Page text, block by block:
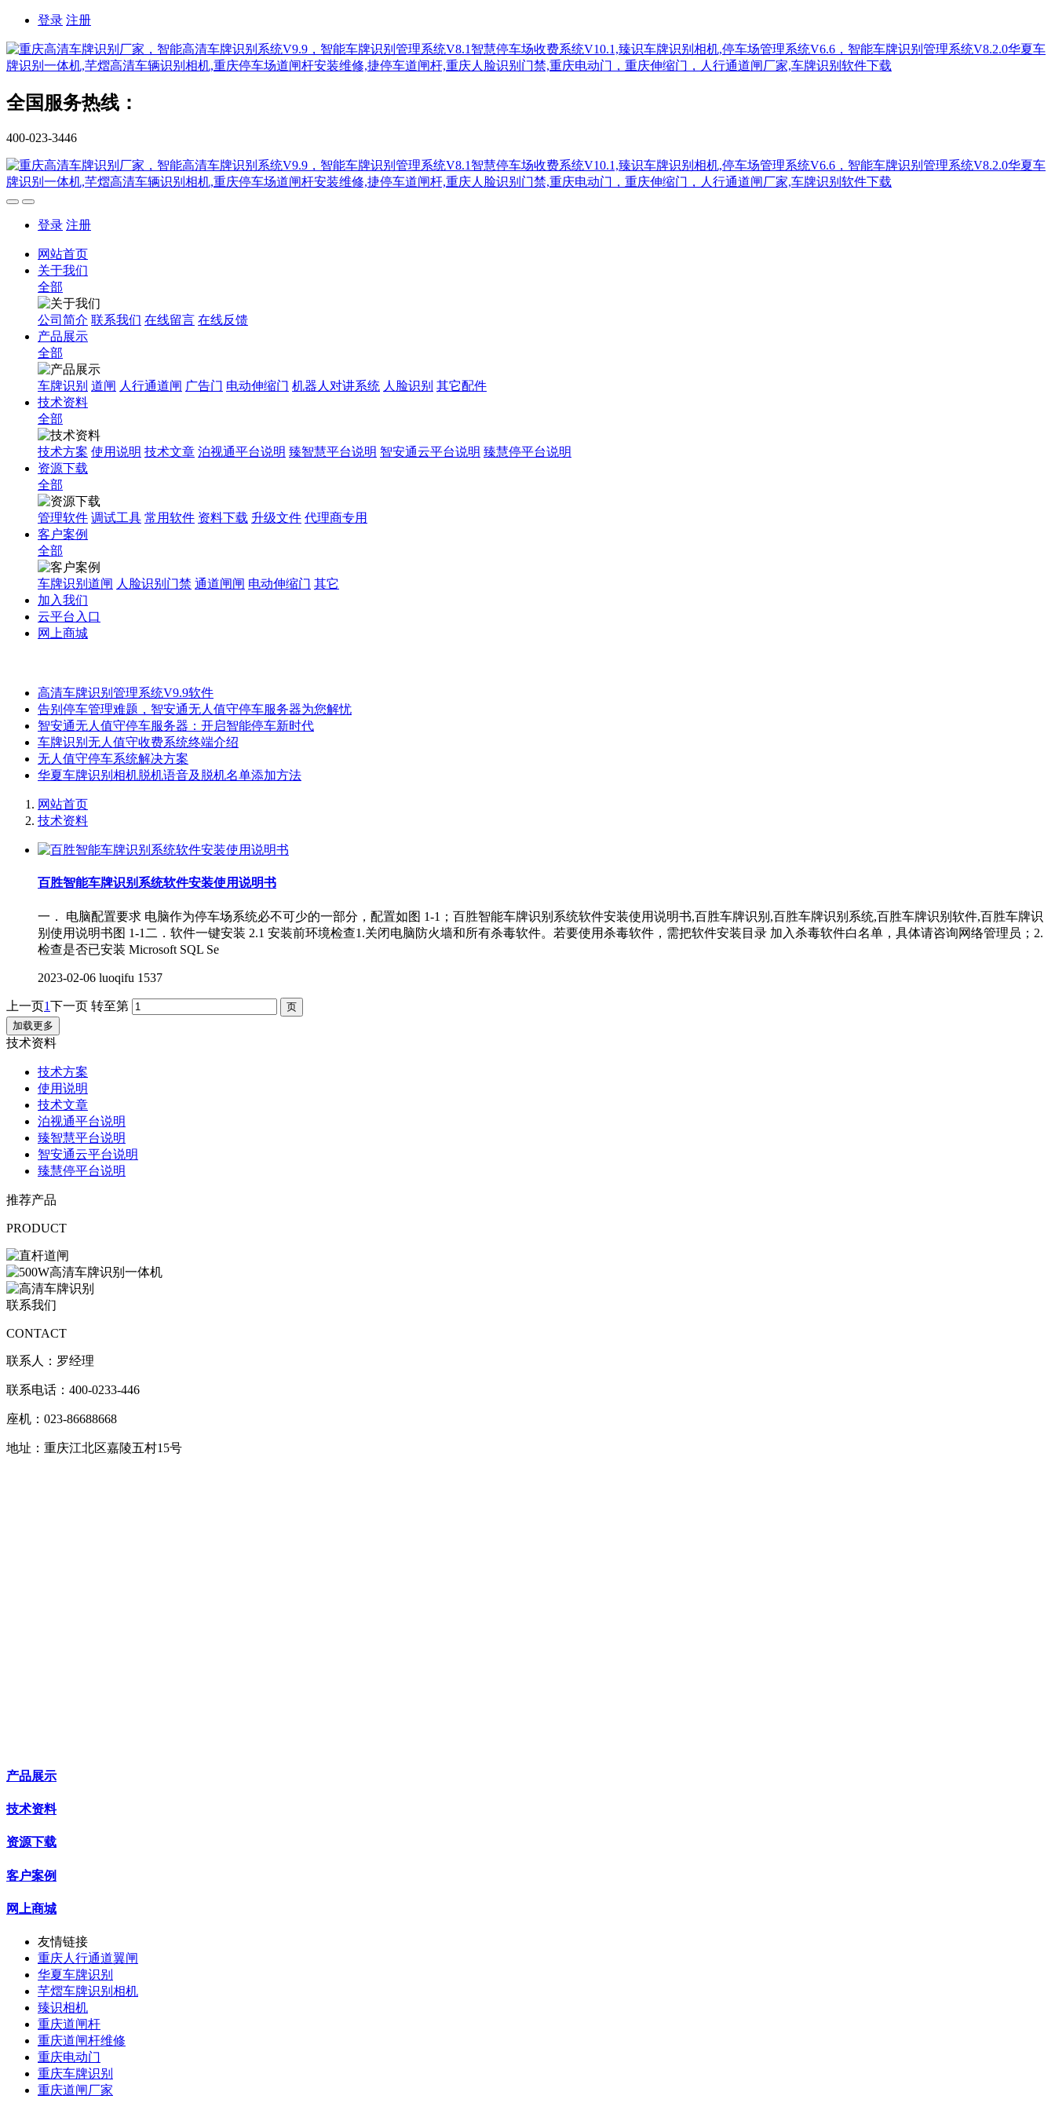
登录 注册
全国服务热线：
400-023-3446
登录 注册
网站首页
关于我们
全部
公司简介 联系我们 在线留言 在线反馈
产品展示
全部
车牌识别 道闸 人行通道闸 广告门 电动伸缩门 机器人对讲系统 人脸识别 其它配件
技术资料
全部
技术方案 使用说明 技术文章 泊视通平台说明 臻智慧平台说明 智安通云平台说明 臻慧停平台说明
资源下载
全部
管理软件 调试工具 常用软件 资料下载 升级文件 代理商专用
客户案例
全部
车牌识别道闸 人脸识别门禁 通道闸闸 电动伸缩门 其它
加入我们
云平台入口
网上商城
高清车牌识别管理系统V9.9软件
告别停车管理难题，智安通无人值守停车服务器为您解忧
智安通无人值守停车服务器：开启智能停车新时代
车牌识别无人值守收费系统终端介绍
无人值守停车系统解决方案
华夏车牌识别相机脱机语音及脱机名单添加方法
网站首页
技术资料
百胜智能车牌识别系统软件安装使用说明书
一． 电脑配置要求 电脑作为停车场系统必不可少的一部分，配置如图 1-1；百胜智能车牌识别系统软件安装使用说明书,百胜车牌识别,百胜车牌识别系统,百胜车牌识别软件,百胜车牌识
别使用说明书图 1-1二．软件一键安装 2.1 安装前环境检查1.关闭电脑防火墙和所有杀毒软件。若要使用杀毒软件，需把软件安装目录 加入杀毒软件白名单，具体请咨询网络管理员；2.
检查是否已安装 Microsoft SQL Se
2023-02-06 luoqifu 1537
上一页1下一页 转至第
加载更多
技术资料
技术方案
使用说明
技术文章
泊视通平台说明
臻智慧平台说明
智安通云平台说明
臻慧停平台说明
推荐产品
PRODUCT
联系我们
CONTACT
联系人：罗经理
联系电话：400-0233-446
座机：023-86688668
地址：重庆江北区嘉陵五村15号
产品展示
技术资料
资源下载
客户案例
网上商城
友情链接
重庆人行通道翼闸
华夏车牌识别
芊熠车牌识别相机
臻识相机
重庆道闸杆
重庆道闸杆维修
重庆电动门
重庆车牌识别
重庆道闸厂家